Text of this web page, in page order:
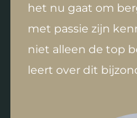
het nu gaat om
met passie zijn
niet alleen de top
leert over dit